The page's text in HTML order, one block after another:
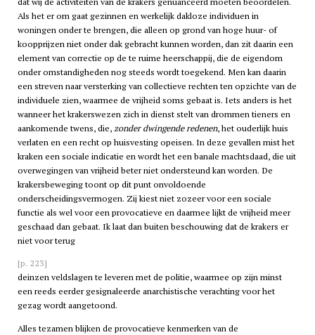
Als het er om gaat gezinnen en werkelijk dakloze individuen in
woningen onder te brengen, die alleen op grond van hoge huur- of
koopprijzen niet onder dak gebracht kunnen worden, dan zit daarin een
element van correctie op de te ruime heerschappij, die de eigendom
onder omstandigheden nog steeds wordt toegekend. Men kan daarin
een streven naar versterking van collectieve rechten ten opzichte van de
individuele zien, waarmee de vrijheid soms gebaat is. Iets anders is het
wanneer het krakerswezen zich in dienst stelt van drommen tieners en
aankomende twens, die,zonder dwingende redenen, het ouderlijk huis
verlaten en een recht op huisvesting opeisen. In deze gevallen mist het
kraken een sociale indicatie en wordt het een banale machtsdaad, die uit
overwegingen van vrijheid beter niet ondersteund kan worden. De
krakersbeweging toont op dit punt onvoldoende
onderscheidingsvermogen. Zij kiest niet zozeer voor een sociale
functie als wel voor een provocatieve en daarmee lijkt de vrijheid meer
geschaad dan gebaat. Ik laat dan buiten beschouwing dat de krakers er
niet voor terug
[p. 223]
deinzen veldslagen te leveren met de politie, waarmee op zijn minst
een reeds eerder gesignaleerde anarchistische verachting voor het
gezag wordt aangetoond.
Alles tezamen blijken de provocatieve kenmerken van de